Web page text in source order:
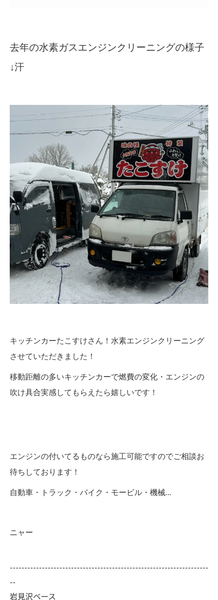
去年の水素ガスエンジンクリーニングの様子
↓汗
キッチンカーたこすけさん！水素エンジンクリーニング
させていただきました！
移動距離の多いキッチンカーで燃費の変化・エンジンの
吹け具合実感してもらえたら嬉しいです！
エンジンの付いてるものなら施工可能ですのでご相談お
待ちしております！
自動車・トラック・バイク・モービル・機械...
ニャー
--------------------------------------------------------------------
--
岩見沢ベース